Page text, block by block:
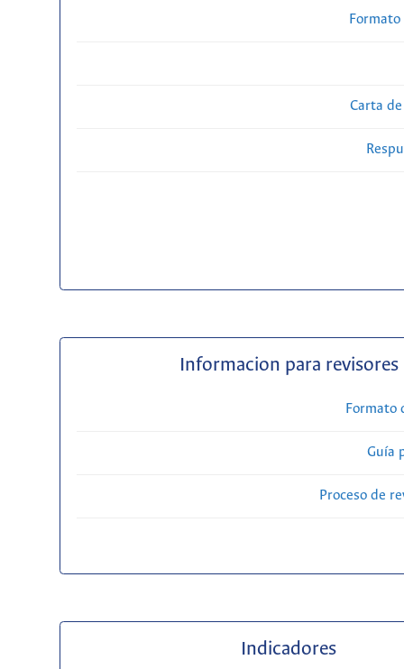
Carta
Informacion para revisores
Formato
Guía
Proceso de
Indicadores